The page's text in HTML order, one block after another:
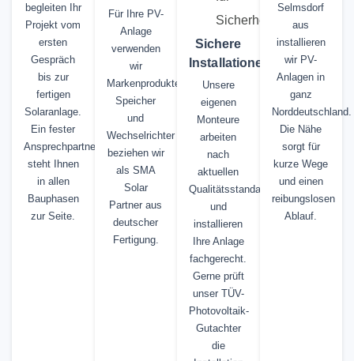
begleiten Ihr
Projekt vom
ersten
Gespräch
bis zur
fertigen
Solaranlage.
Ein fester
Ansprechpartner
steht Ihnen
in allen
Bauphasen
zur Seite.
Für Ihre PV-
Anlage
verwenden
wir
Markenprodukte.
Speicher
und
Wechselrichter
beziehen wir
als SMA
Solar
Partner aus
deutscher
Fertigung.
Sichere
Installationen
Unsere
eigenen
Monteure
arbeiten
nach
aktuellen
Qualitätsstandards
und
installieren
Ihre Anlage
fachgerecht.
Gerne prüft
unser TÜV-
Photovoltaik-
Gutachter
die
Selmsdorf
aus
installieren
wir PV-
Anlagen in
ganz
Norddeutschland.
Die Nähe
sorgt für
kurze Wege
und einen
reibungslosen
Ablauf.